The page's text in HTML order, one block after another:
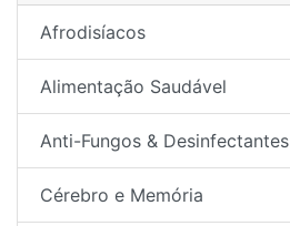
Afrodisíacos
Alimentação Saudável
Anti-Fungos & Desinfectantes
Cérebro e Memória